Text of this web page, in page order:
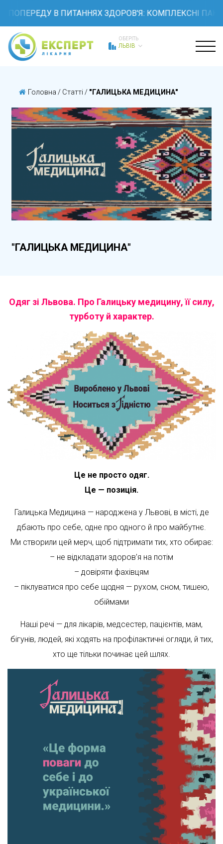
В ПИТАННЯХ ЗДОРОВ'Я: КОМПЛЕКСНІ
ОБЕРІТЬ
ЛЬВІВ
Головна / Статті / "ГАЛИЦЬКА МЕДИЦИНА"
"ГАЛИЦЬКА МЕДИЦИНА"
Одяг зі Львова. Про Галицьку медицину, її силу,
турботу й характер.
Це не просто одяг.
Це — позиція.
Галицька Медицина — народжена у Львові, в місті, де
дбають про себе, одне про одного й про майбутнє.
Ми створили цей мерч, щоб підтримати тих, хто обирає:
– не відкладати здоров’я на потім
– довіряти фахівцям
– піклуватися про себе щодня — рухом, сном, тишею,
обіймами
Наші речі — для лікарів, медсестер, пацієнтів, мам,
бігунів, людей, які ходять на профілактичні огляди, й тих,
хто ще тільки починає цей шлях.